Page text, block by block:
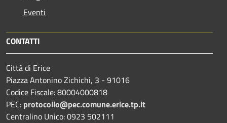
Eventi
CONTATTI
Città di Erice
Piazza Antonino Zichichi, 3 - 91016
Codice Fiscale: 80004000818
PEC: protocollo@pec.comune.erice.tp.it
Centralino Unico: 0923 502111